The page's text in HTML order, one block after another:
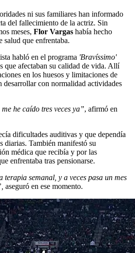
ni sus familiares han informado
del fallecimiento de la actriz. Sin
meses, Flor Vargas había hecho
salud que enfrentaba.
habló en el programa 'Bravíssimo'
que afectaban su calidad de vida. Allí
en los huesos y limitaciones de
con normalidad actividades
he caído tres veces ya”, afirmó en
dificultades auditivas y que dependía
diarias. También manifestó su
médica que recibía y por las
enfrentaba tras pensionarse.
terapia semanal, y a veces pasa un mes
aseguró en ese momento.